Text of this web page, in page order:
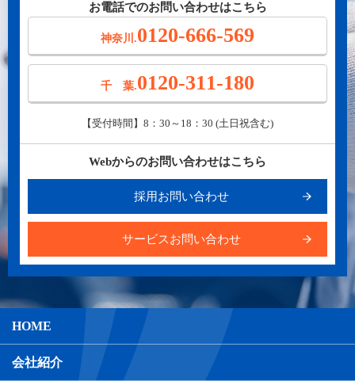
お電話でのお問い合わせはこちら
神奈川.0120-666-569
千 葉.0120-311-180
【受付時間】8：30～18：30 (土日祝含む)
Webからのお問い合わせはこちら
採用お問い合わせ
サービスお問い合わせ
HOME
会社紹介